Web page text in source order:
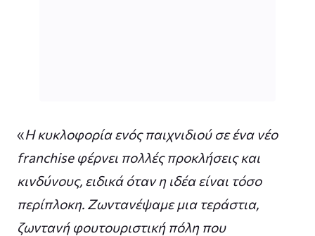
«Η κυκλοφορία ενός παιχνιδιού σε ένα νέο
franchise φέρνει πολλές προκλήσεις και
κινδύνους, ειδικά όταν η ιδέα είναι τόσο
περίπλοκη. Ζωντανέψαμε μια τεράστια,
ζωντανή φουτουριστική πόλη που